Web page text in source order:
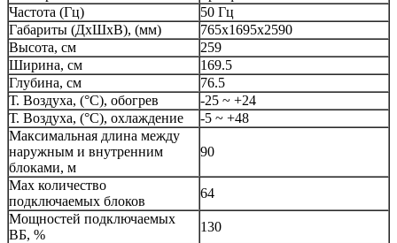
Частота (Гц)
50 Гц
Габариты (ДхШхВ), (мм)
765х1695х2590
Высота, см
259
Ширина, см
169.5
Глубина, см
76.5
Т. Воздуха, (°C), обогрев
-25 ~ +24
Т. Воздуха, (°C), охлаждение
-5 ~ +48
Максимальная длина между
наружным и внутренним
блоками, м
90
Max количество
подключаемых блоков
64
Мощностей подключаемых
ВБ, %
130